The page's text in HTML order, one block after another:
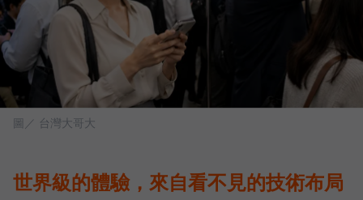
圖／ 台灣大哥大
世界級的體驗，來自看不見的技術布局